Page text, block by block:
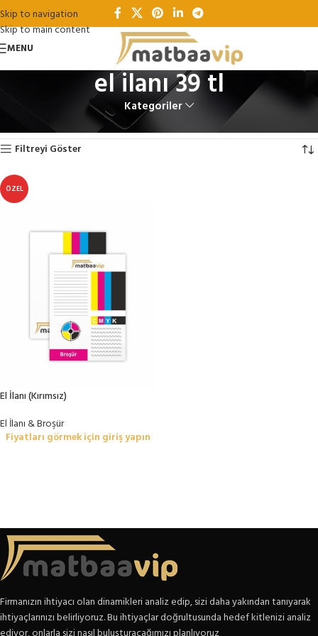
Skip to navigation
Skip to main content
MENU
el ilanı 39 tl
Kategoriler
Ürünler “el ilanı 39 tl” olarak etiketlendi
Tek bir sonuç gösteriliyor
Filtreyi Göster
ÖZEL
El İlanı (Kırımsız)
El İlanı & Broşür
Fiyatları görmek için giriş yapın
Firmanızın ihtiyacı olan dinamikleri analiz edip, sizi daha yakından tanıyarak
ihtiyaçlarınızı belirliyoruz. Bu ihtiyaçlar doğrultusunda hedef kitlenizi analiz